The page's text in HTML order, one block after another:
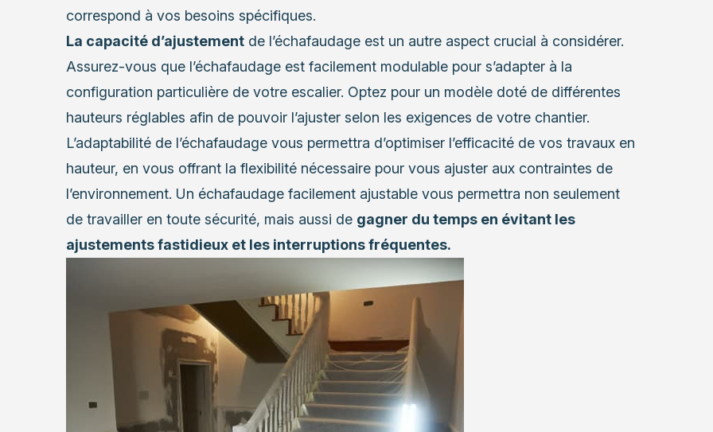
correspond à vos besoins spécifiques.
La capacité d’ajustementde l’échafaudage est un autre aspect crucial à considérer.
Assurez-vous que l’échafaudage est facilement modulable pour s’adapter à la
configuration particulière de votre escalier. Optez pour un modèle doté de différentes
hauteurs réglables afin de pouvoir l’ajuster selon les exigences de votre chantier.
L’adaptabilité de l’échafaudage vous permettra d’optimiser l’efficacité de vos travaux en
hauteur, en vous offrant la flexibilité nécessaire pour vous ajuster aux contraintes de
l’environnement. Un échafaudage facilement ajustable vous permettra non seulement
de travailler en toute sécurité, mais aussi de gagner du temps en évitant les
ajustements fastidieux et les interruptions fréquentes.